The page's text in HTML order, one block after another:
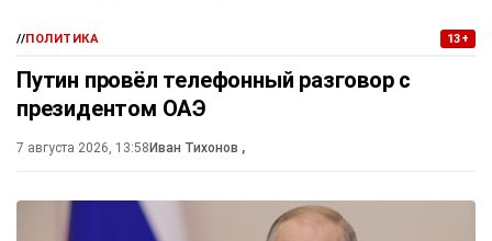
//ПОЛИТИКА 13+
Путин провёл телефонный разговор с
президентом ОАЭ
7 августа 2026, 13:58Иван Тихонов ,